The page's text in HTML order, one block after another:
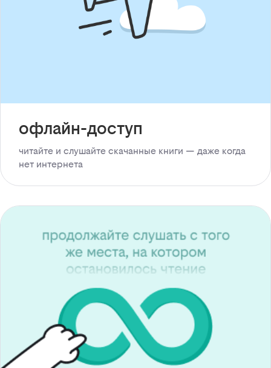
офлайн-доступ
читайте и слушайте скачанные книги — даже когда
нет интернета